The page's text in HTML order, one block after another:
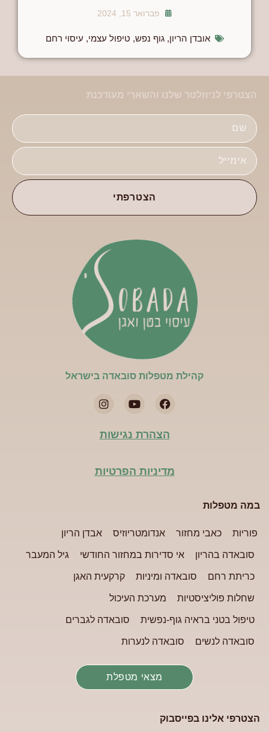
פברואר 15, 2024
אובדן הריון,גוף נפש, טיפול עצמי, עיסוי רחם
הצטרפי לניוזלטר שלנו והשארי מעודכנת
הצטרפתי
קהילת מטפלות סובאדה בישראל​
הצהרת נגישות
מדיניות הפרטיות
במה מטפלות
פוריות כאבי מחזור אנדומטריוזיס אבדן הריון
סובאדה בהריון אי סדירות במחזור החודשי גיל המעבר
כריתת רחם סובאדה ומיניות קרקעית האגן
שחלות פוליציסטיות מערכת העיכול
טיפול בטני בראיה גוף-נפשית סובאדה לגברים
סובאדה לנשים סובאדה לנערות
מצאי מטפלת
הצטרפי אלינו בפייסבוק